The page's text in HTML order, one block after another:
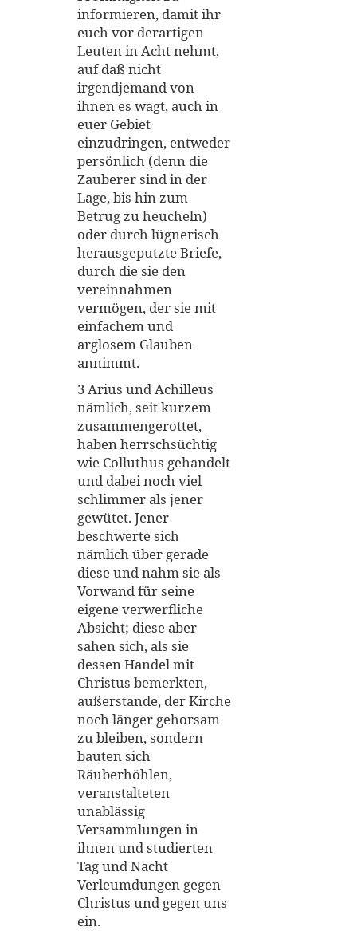
informieren, damit ihr
euch vor derartigen
Leuten in Acht nehmt,
auf daß nicht
irgendjemand von
ihnen es wagt, auch in
euer Gebiet
einzudringen, entweder
persönlich (denn die
Zauberer sind in der
Lage, bis hin zum
Betrug zu heucheln)
oder durch lügnerisch
herausgeputzte Briefe,
durch die sie den
vereinnahmen
vermögen, der sie mit
einfachem und
arglosem Glauben
annimmt.
3 Arius und Achilleus
nämlich, seit kurzem
zusammengerottet,
haben herrschsüchtig
wie Colluthus gehandelt
und dabei noch viel
schlimmer als jener
gewütet. Jener
beschwerte sich
nämlich über gerade
diese und nahm sie als
Vorwand für seine
eigene verwerfliche
Absicht; diese aber
sahen sich, als sie
dessen Handel mit
Christus bemerkten,
außerstande, der Kirche
noch länger gehorsam
zu bleiben, sondern
bauten sich
Räuberhöhlen,
veranstalteten
unablässig
Versammlungen in
ihnen und studierten
Tag und Nacht
Verleumdungen gegen
Christus und gegen uns
ein.